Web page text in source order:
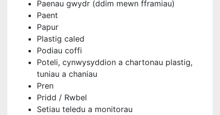
Paenau gwydr (ddim mewn fframiau)
Paent
Papur
Plastig caled
Podiau coffi
Poteli, cynwysyddion a chartonau plastig,
tuniau a chaniau
Pren
Pridd / Rwbel
Setiau teledu a monitorau